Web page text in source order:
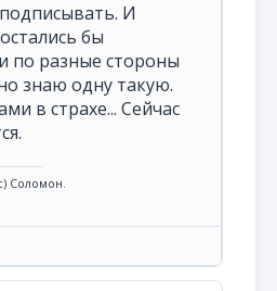
И
бы
по разные стороны
знаю одну такую.
в страхе... Сейчас
Соломон.